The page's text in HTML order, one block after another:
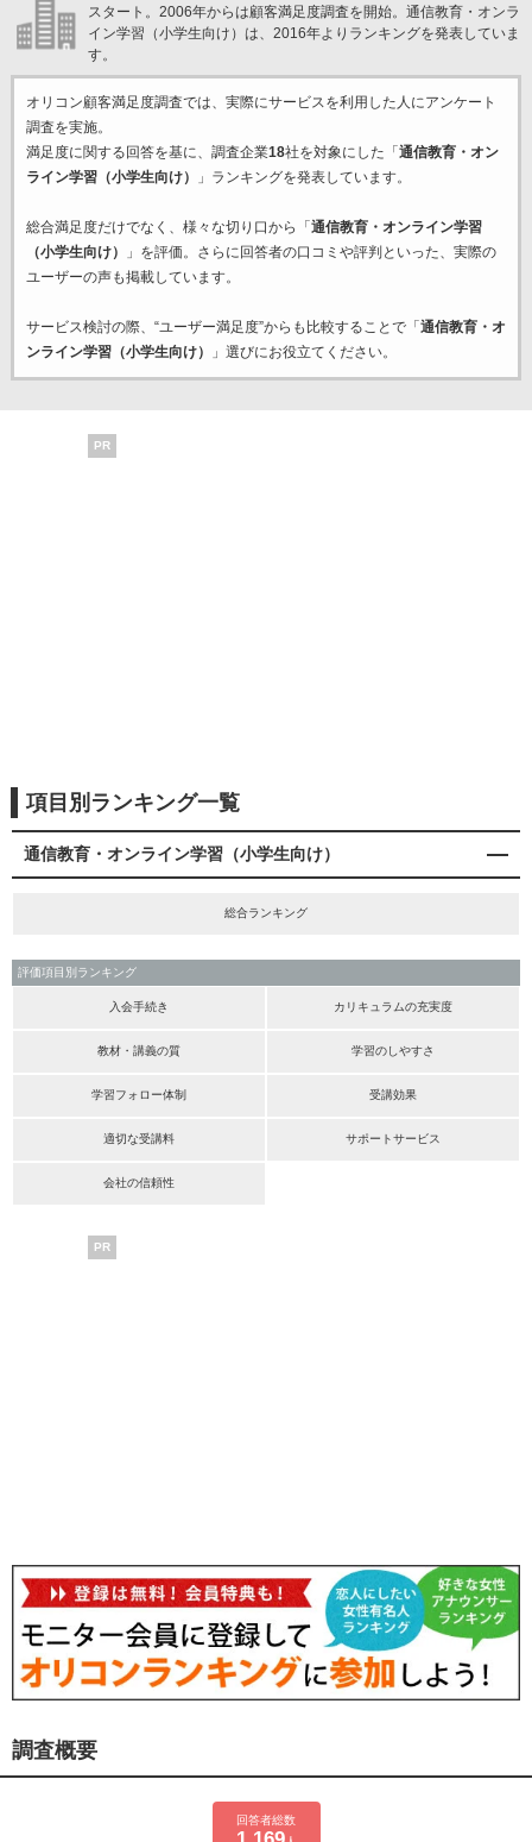
スタート。2006年からは顧客満足度調査を開始。通信教育・オンラ
イン学習（小学生向け）は、2016年よりランキングを発表していま
す。
オリコン顧客満足度調査では、実際にサービスを利用した 人にアンケート
調査を実施。
満足度に関する回答を基に、調査企業18社を対象にした「 通信教育・オン
ライン学習（小学生向け）
」ランキングを発表しています。
総合満足度だけでなく、様々な切り口から「 通信教育・オンライン学習
（小学生向け）
」を評価。さらに回答者の口コミや評判といった、実際の
ユーザーの声も掲載しています。
サービス検討の際、“ユーザー満足度”からも比較することで「 通信教育・オ
ンライン学習（小学生向け）
」選びにお役立てください。
PR
項目別ランキング一覧
通信教育・オンライン学習（小学生向け）
総合ランキング
評価項目別ランキング
入会手続き カリキュラムの充実度
教材・講義の質 学習のしやすさ
学習フォロー体制 受講効果
適切な受講料 サポートサービス
会社の信頼性
PR
調査概要
回答者総数